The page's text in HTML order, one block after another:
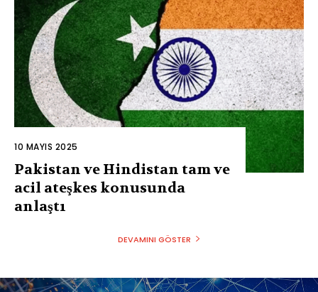
10 MAYIS 2025
Pakistan ve Hindistan tam ve
acil ateşkes konusunda
anlaştı
DEVAMINI GÖSTER